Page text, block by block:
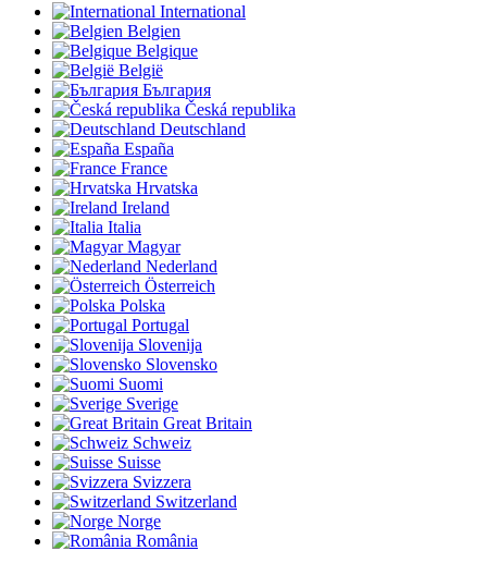
International
Belgien
Belgique
België
България
Česká republika
Deutschland
España
France
Hrvatska
Ireland
Italia
Magyar
Nederland
Österreich
Polska
Portugal
Slovenija
Slovensko
Suomi
Sverige
Great Britain
Schweiz
Suisse
Svizzera
Switzerland
Norge
România